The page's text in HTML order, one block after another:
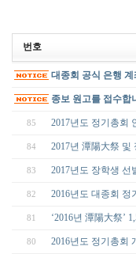
번호
대종회 공식 은행 계
종보 원고를 접수합
85 2017년도 정기총회
84 2017년 潭陽大祭
83 2017년도 장학생 선
82 2016년도 대종회 정
81 ‘2016년 潭陽大祭’
80 2016년도 정기총회